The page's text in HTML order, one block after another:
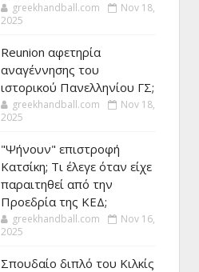
greekhandball.com
Nov 18,
2025
Reunion αφετηρία
αναγέννησης του
ιστορικού Πανελληνίου ΓΣ;
greekhandball.com
Nov 18,
2025
"Ψήνουν" επιστροφή
Κατσίκη; Τι έλεγε όταν είχε
παραιτηθεί από την
Προεδρία της ΚΕΔ;
greekhandball.com
Nov 16,
2025
Σπουδαίο διπλό του Κιλκίς